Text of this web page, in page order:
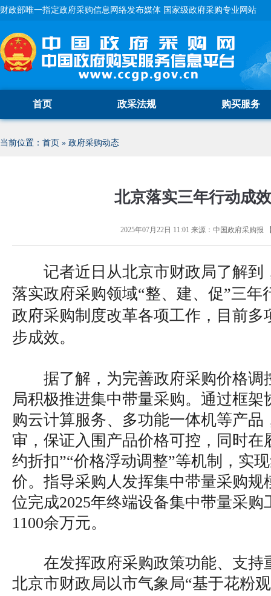
财政部唯一指定政府采购信息网络发布媒体 国家级政府采购专业网站
首页 政采法规 购买服务
当前位置： 首页 » 政府采购动态
北京落实三年行动成
2025年07月22日 11:01 来源： 中国政府采购报
记者近日从北京市财政局了解到
落实政府采购领域“整、建、促”三年
政府采购制度改革各项工作，目前多
步成效。
据了解，为完善政府采购价格调
局积极推进集中带量采购。通过框架
购云计算服务、多功能一体机等产品
审，保证入围产品价格可控，同时在
约折扣”“价格浮动调整”等机制，实
价。指导采购人发挥集中带量采购规
位完成2025年终端设备集中带量采
1100余万元。
在发挥政府采购政策功能、支持
北京市财政局以市气象局“基于花粉